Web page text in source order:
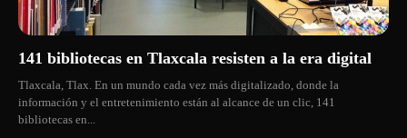
141 bibliotecas en Tlaxcala resisten a la era digital
Tlaxcala, Tlax. En un mundo cada vez más digitalizado, donde la
información y el entretenimiento están al alcance de un clic, 141
bibliotecas en...